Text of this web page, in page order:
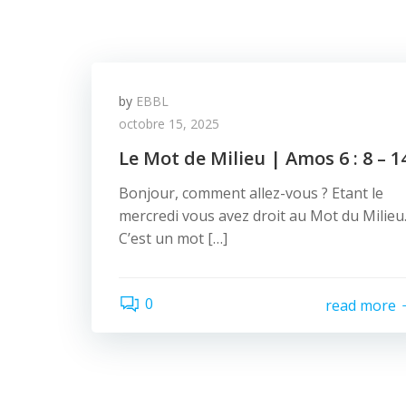
by EBBL
octobre 15, 2025
Le Mot de Milieu | Amos 6 : 8 –
Bonjour, comment allez-vous ? Etant le
mercredi vous avez droit au Mot du Milieu.
C’est un mot […]
0 read more